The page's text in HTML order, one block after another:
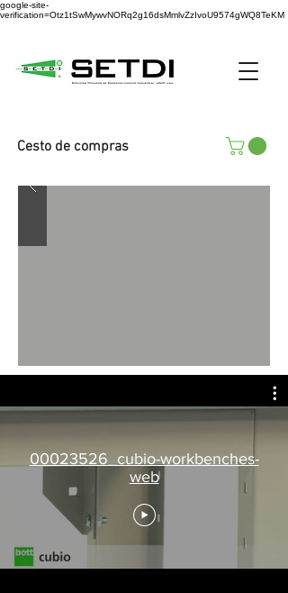
google-site-
verification=Otz1tSwMywvNORq2g16dsMmlvZzIvoU9574gWQ8TeKM
Cesto de compras
00023526_cubio-workbenches-
web